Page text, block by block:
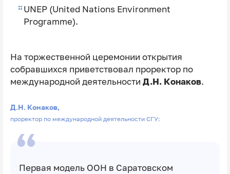
UNEP (United Nations Environment
Programme).
На торжественной церемонии открытия
собравшихся приветствовал проректор по
международной деятельности Д.Н. Конаков.
Д.Н. Конаков,
проректор по международной деятельности СГУ:
Первая модель ООН в Саратовском